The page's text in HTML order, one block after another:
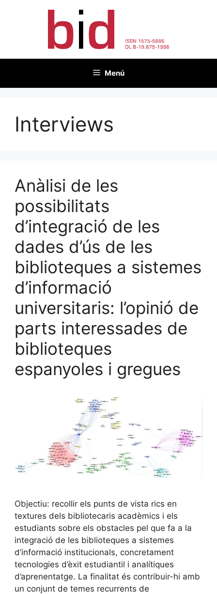
Menú
Interviews
Anàlisi de les
possibilitats
d’integració de les
dades d’ús de les
biblioteques a sistemes
d’informació
universitaris: l’opinió de
parts interessades de
biblioteques
espanyoles i gregues
Objectiu: recollir els punts de vista rics en
textures dels bibliotecaris acadèmics i els
estudiants sobre els obstacles pel que fa a la
integració de les biblioteques a sistemes
d’informació institucionals, concretament
tecnologies d’èxit estudiantil i analítiques
d’aprenentatge. La finalitat és contribuir-hi amb
un conjunt de temes recurrents de